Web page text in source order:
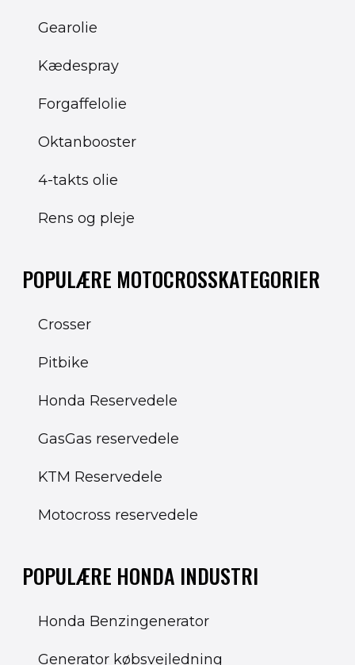
Gearolie
Kædespray
Forgaffelolie
Oktanbooster
4-takts olie
Rens og pleje
POPULÆRE MOTOCROSSKATEGORIER
Crosser
Pitbike
Honda Reservedele
GasGas reservedele
KTM Reservedele
Motocross reservedele
POPULÆRE HONDA INDUSTRI
Honda Benzingenerator
Generator købsvejledning